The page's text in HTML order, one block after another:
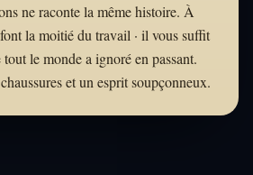
ne raconte la même histoire. À
la moitié du travail · il vous suffit
le monde a ignoré en passant.
et un esprit soupçonneux.